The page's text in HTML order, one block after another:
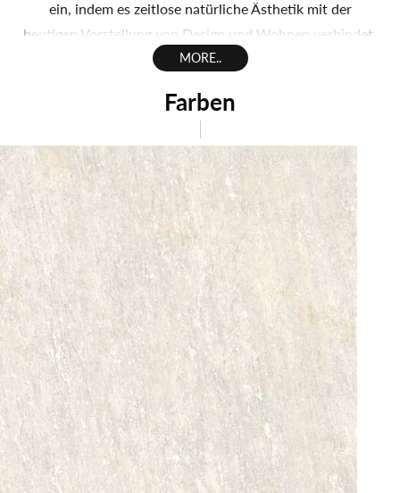
ein, indem es zeitlose natürliche Ästhetik mit der
heutigen Vorstellung von Design und Wohnen verbindet.
Die modernen Fliesen in Steinoptik der Menhir-
Kollektion verkörpern die Stärke und Schönheit von
Naturstein, interpretieren aktuelle Trends mit
minimalistischen Einrichtungslösungen und verbinden
die Schönheit der Natur mit der Funktionalität und
Vielseitigkeit von Feinsteinzeug.
Menhir gibt die Schattierungen, Details und Farbtöne
von hochwertigem Naturquarzit originalgetreu wieder.
Eine vollständige, naturgetreue Farbpalette bereichert
jedes Wohn- und Gewerbeprojekt mit Persönlichkeit
und Charakter.
Die Verbindung von Innen- und Außenbereichen ist ein
Trend in der modernen Architektur, der dem wachsenden
Bedürfnis nach ausgewogenen Wohnräumen entspricht.
Menhir erfüllt dieses Bedürfnis mit Lösungen für alle
Räume dank der verfügbaren Oberflächenvarianten.
MORE..
Farben